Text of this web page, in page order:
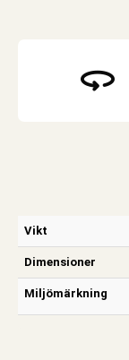
Vikt
Dimensioner
Miljömärkning